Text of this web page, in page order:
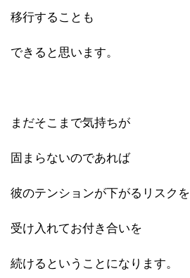
移行することも
できると思います。
まだそこまで気持ちが
固まらないのであれば
彼のテンションが下がるリスクを
受け入れてお付き合いを
続けるということになります。